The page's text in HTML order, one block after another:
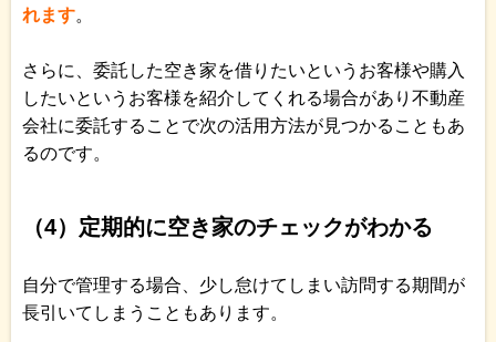
れます。
さらに、委託した空き家を借りたいというお客様や購入
したいというお客様を紹介してくれる場合があり不動産
会社に委託することで次の活用方法が見つかることもあ
るのです。
（4）定期的に空き家のチェックがわかる
自分で管理する場合、少し怠けてしまい訪問する期間が
長引いてしまうこともあります。